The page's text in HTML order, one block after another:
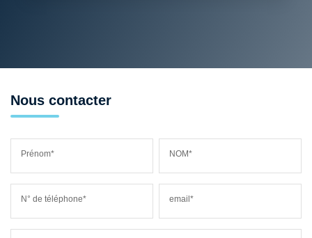
Nous contacter
Prénom* NOM*
N° de téléphone* email*